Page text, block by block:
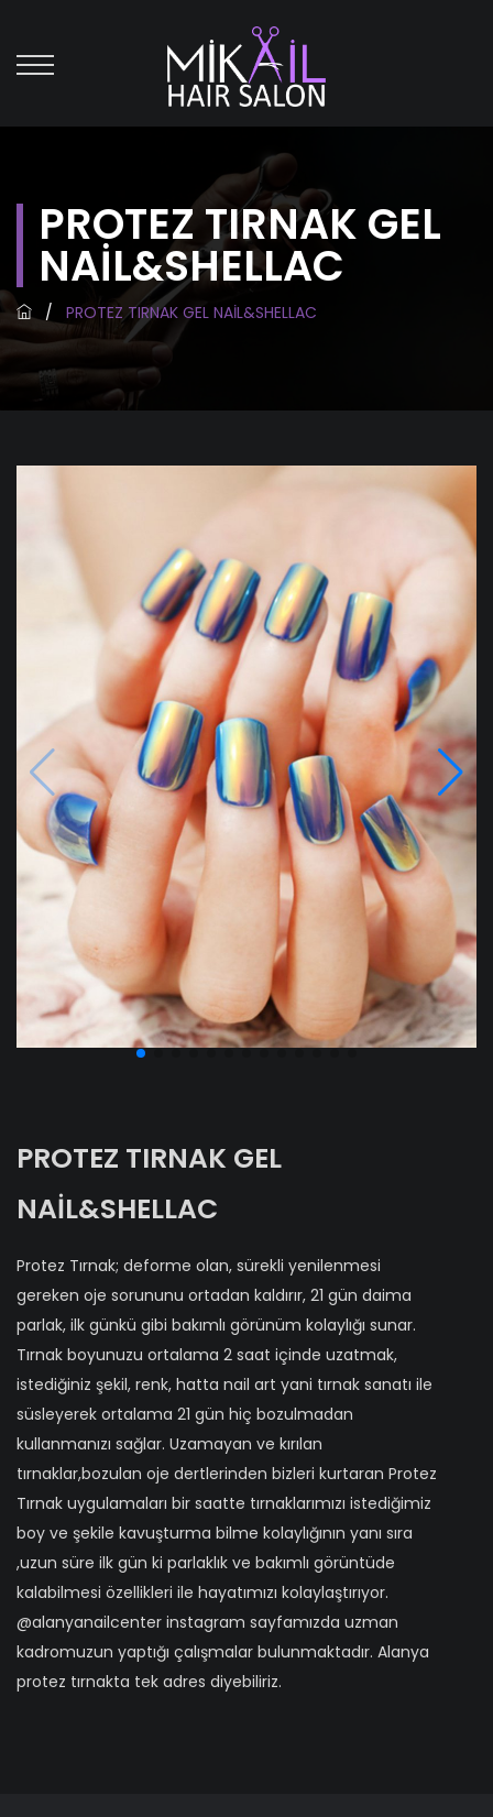
PROTEZ TIRNAK GEL
NAİL&SHELLAC
/ PROTEZ TIRNAK GEL NAİL&SHELLAC
PROTEZ TIRNAK GEL
NAİL&SHELLAC
Protez Tırnak; deforme olan, sürekli yenilenmesi
gereken oje sorununu ortadan kaldırır, 21 gün daima
parlak, ilk günkü gibi bakımlı görünüm kolaylığı sunar.
Tırnak boyunuzu ortalama 2 saat içinde uzatmak,
istediğiniz şekil, renk, hatta nail art yani tırnak sanatı ile
süsleyerek ortalama 21 gün hiç bozulmadan
kullanmanızı sağlar. Uzamayan ve kırılan
tırnaklar,bozulan oje dertlerinden bizleri kurtaran Protez
Tırnak uygulamaları bir saatte tırnaklarımızı istediğimiz
boy ve şekile kavuşturma bilme kolaylığının yanı sıra
,uzun süre ilk gün ki parlaklık ve bakımlı görüntüde
kalabilmesi özellikleri ile hayatımızı kolaylaştırıyor.
@alanyanailcenter instagram sayfamızda uzman
kadromuzun yaptığı çalışmalar bulunmaktadır. Alanya
protez tırnakta tek adres diyebiliriz.